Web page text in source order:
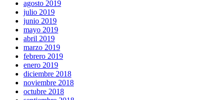
agosto 2019
julio 2019
junio 2019
mayo 2019
abril 2019
marzo 2019
febrero 2019
enero 2019
diciembre 2018
noviembre 2018
octubre 2018